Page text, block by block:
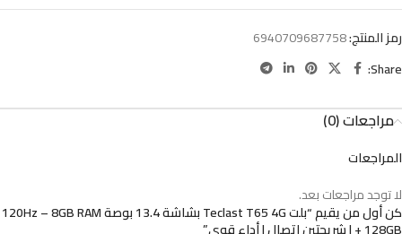
رمز المنتج:6940709687758
Share:
مراجعات (0)
المراجعات
لا توجد مراجعات بعد.
كن أول من يقيم “بلت Teclast T65 4G بشاشة 13.4 بوصة 120Hz – 8GB RAM